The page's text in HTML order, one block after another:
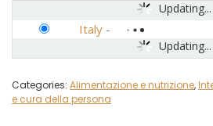
Updating...
Updating...
Italy -
Categories: Alimentazione e nutrizione,
e cura della persona